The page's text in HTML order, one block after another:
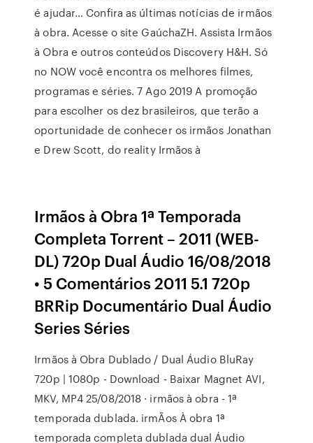
é ajudar… Confira as últimas notícias de irmãos
à obra. Acesse o site GaúchaZH. Assista Irmãos
à Obra e outros conteúdos Discovery H&H. Só
no NOW você encontra os melhores filmes,
programas e séries. 7 Ago 2019 A promoção
para escolher os dez brasileiros, que terão a
oportunidade de conhecer os irmãos Jonathan
e Drew Scott, do reality Irmãos à
Irmãos à Obra 1ª Temporada
Completa Torrent – 2011 (WEB-
DL) 720p Dual Áudio 16/08/2018
• 5 Comentários 2011 5.1 720p
BRRip Documentário Dual Áudio
Series Séries
Irmãos à Obra Dublado / Dual Áudio BluRay
720p | 1080p - Download - Baixar Magnet AVI,
MKV, MP4 25/08/2018 · irmãos à obra - 1ª
temporada dublada. irmÃos À obra 1ª
temporada completa dublada dual Áudio